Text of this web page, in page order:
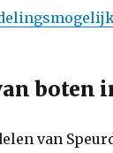
boten
van